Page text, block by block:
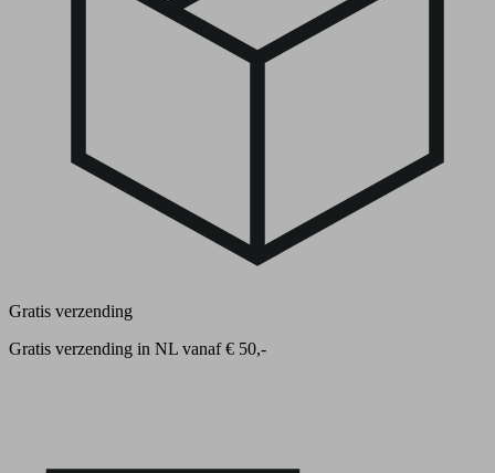
Gratis verzending
Gratis verzending in NL vanaf € 50,-